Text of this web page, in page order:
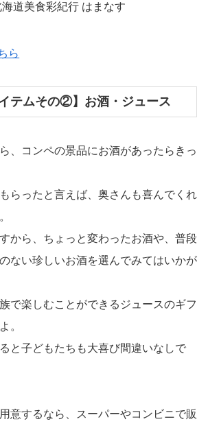
道美食彩紀行 はまなす
ら
イテムその②】お酒・ジュース
、コンペの景品にお酒があったらきっ
らったと言えば、奥さんも喜んでくれ
から、ちょっと変わったお酒や、普段
ない珍しいお酒を選んでみてはいかが
で楽しむことができるジュースのギフ
。
と子どもたちも大喜び間違いなしで
意するなら、スーパーやコンビニで販